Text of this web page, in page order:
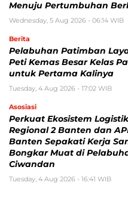
Menuju Pertumbuhan
Wednesday, 5 Aug 2026 - 06:14 WIB
Berita
Pelabuhan Patimban
Peti Kemas Besar Kelas
untuk Pertama Kalinya
Tuesday, 4 Aug 2026 - 17:02 WIB
Asosiasi
Perkuat Ekosistem
Regional 2 Banten dan
Banten Sepakati Kerja
Bongkar Muat di
Ciwandan
Tuesday, 4 Aug 2026 - 16:41 WIB